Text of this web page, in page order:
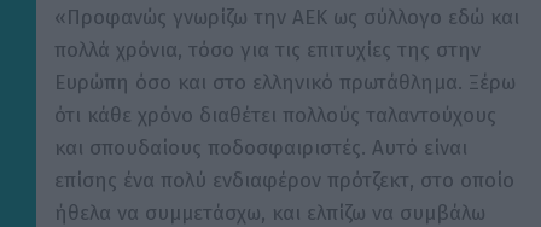
«Προφανώς γνωρίζω την ΑΕΚ ως σύλλογο εδώ και
πολλά χρόνια, τόσο για τις επιτυχίες της στην
Ευρώπη όσο και στο ελληνικό πρωτάθλημα. Ξέρω
ότι κάθε χρόνο διαθέτει πολλούς ταλαντούχους
και σπουδαίους ποδοσφαιριστές. Αυτό είναι
επίσης ένα πολύ ενδιαφέρον πρότζεκτ, στο οποίο
ήθελα να συμμετάσχω, και ελπίζω να συμβάλω